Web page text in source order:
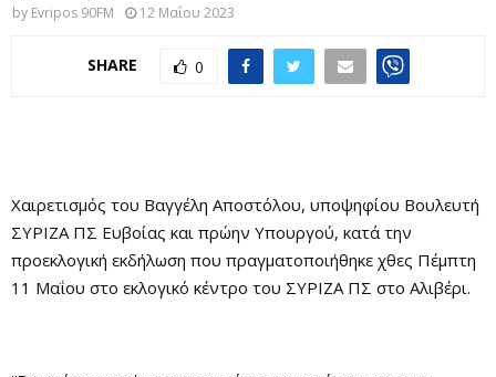
by Evripos 90FM 12 Μαΐου 2023
SHARE 0
Χαιρετισμός του Βαγγέλη Αποστόλου, υποψηφίου Βουλευτή
ΣΥΡΙΖΑ ΠΣ Ευβοίας και πρώην Υπουργού, κατά την
προεκλογική εκδήλωση που πραγματοποιήθηκε χθες Πέμπτη
11 Μαΐου στο εκλογικό κέντρο του ΣΥΡΙΖΑ ΠΣ στο Αλιβέρι.